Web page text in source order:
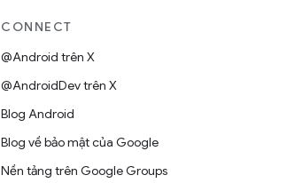
CONNECT
@Android trên X
@AndroidDev trên X
Blog Android
Blog về bảo mật của Google
Nền tảng trên Google Groups